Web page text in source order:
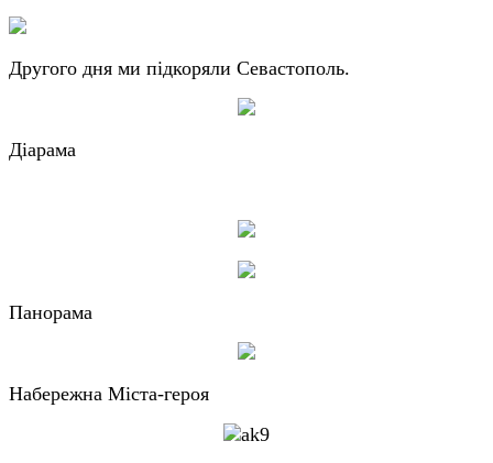
Другого дня ми підкоряли Севастополь.
Діарама
Панорама
Набережна Міста-героя